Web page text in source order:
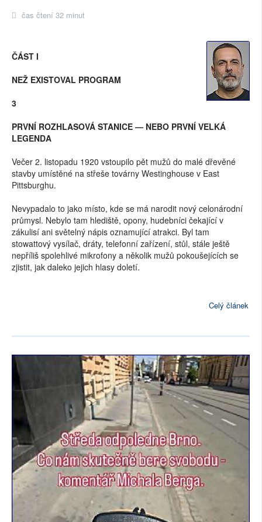
čas čtení 32 minut
ČÁST I
NEŽ EXISTOVAL PROGRAM
3
PRVNÍ ROZHLASOVÁ STANICE — NEBO PRVNÍ VELKÁ
LEGENDA
Večer 2. listopadu 1920 vstoupilo pět mužů do malé dřevěné
stavby umístěné na střeše továrny Westinghouse v East
Pittsburghu.
Nevypadalo to jako místo, kde se má narodit nový celonárodní
průmysl. Nebylo tam hlediště, opony, hudebníci čekající v
zákulisí ani světelný nápis oznamující atrakci. Byl tam
stowattový vysílač, dráty, telefonní zařízení, stůl, stále ještě
nepříliš spolehlivé mikrofony a několik mužů pokoušejících se
zjistit, jak daleko jejich hlasy doletí.
Celý článek